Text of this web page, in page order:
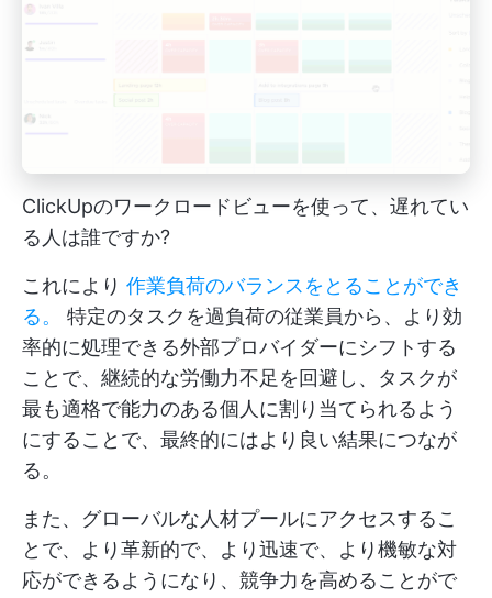
ClickUpのワークロードビューを使って、遅れてい
る人は誰ですか?
これにより 作業負荷のバランスをとることができ
る。
特定のタスクを過負荷の従業員から、より効
率的に処理できる外部プロバイダーにシフトする
ことで、継続的な労働力不足を回避し、タスクが
最も適格で能力のある個人に割り当てられるよう
にすることで、最終的にはより良い結果につなが
る。
また、グローバルな人材プールにアクセスするこ
とで、より革新的で、より迅速で、より機敏な対
応ができるようになり、競争力を高めることがで